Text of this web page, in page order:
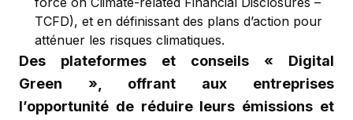
TCFD), et en définissant des plans d’action pour
atténuer les risques climatiques.
Des plateformes et conseils « Digital
Green », offrant aux entreprises
l’opportunité de réduire leurs émissions et